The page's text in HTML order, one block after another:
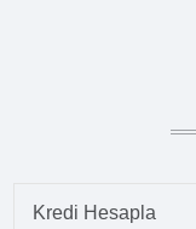
Kredi Hesapla